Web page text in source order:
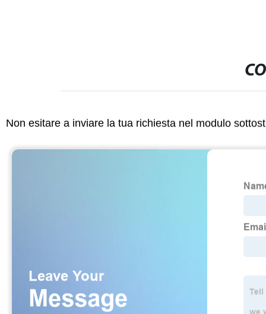
Non esitare a inviare la tua richiesta nel modulo